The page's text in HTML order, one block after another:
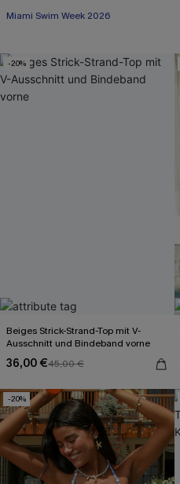
Miami Swim Week 2026
-20%
Beiges Strick-Strand-Top mit V-
Ausschnitt und Bindeband vorne
36,00 €45,00 €
-20%